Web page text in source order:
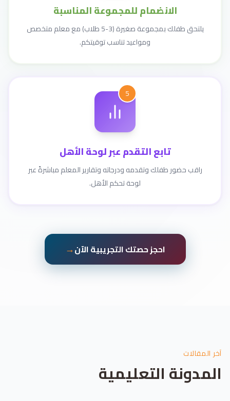
الانضمام للمجموعة المناسبة
يلتحق طفلك بمجموعة صغيرة (3-5 طلاب) مع معلم متخصص
ومواعيد تناسب توقيتكم.
5
تابع التقدم عبر لوحة الأهل
راقب حضور طفلك وتقدمه ودرجاته وتقارير المعلم مباشرةً عبر
لوحة تحكم الأهل.
احجز حصتك التجريبية الآن→
آخر المقالات
المدونة التعليمية